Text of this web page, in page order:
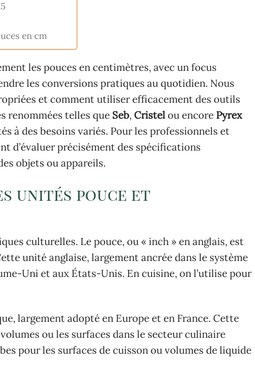
en cm
les pouces en centimètres, avec un focus
les conversions pratiques au quotidien. Nous
et comment utiliser efficacement des outils
renommées telles que Seb,Cristelou encore Pyrex
à des besoins variés. Pour les professionnels et
d’évaluer précisément des spécifications
objets ou appareils.
unités pouce et
culturelles. Le pouce, ou « inch » en anglais, est
unité anglaise, largement ancrée dans le système
Uni et aux États-Unis. En cuisine, on l’utilise pour
largement adopté en Europe et en France. Cette
ou les surfaces dans le secteur culinaire
pour les surfaces de cuisson ou volumes de liquide